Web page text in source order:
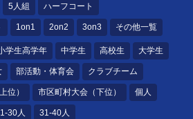
5人組 ハーフコート
1on1 2on2 3on3 その他一覧
学生高学年 中学生 高校生 大学生
部活動・体育会 クラブチーム
位） 市区町村大会（下位） 個人
30人 31-40人